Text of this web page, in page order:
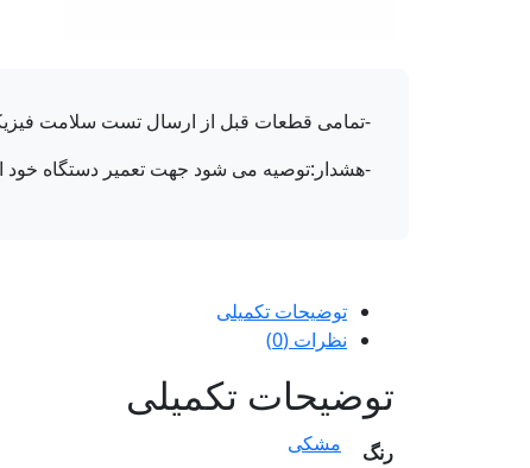
-تمامی قطعات قبل از ارسال تست سلامت فیزیکی می شوند و دارای 7
-هشدار:توصیه می شود جهت تعمیر دستگاه خود
توضیحات تکمیلی
نظرات (0)
توضیحات تکمیلی
رنگ مشکی